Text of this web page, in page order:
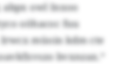
abpx owl Inxoo
oöhacoc fuu
müoin kdm cte
bvxnzax.“